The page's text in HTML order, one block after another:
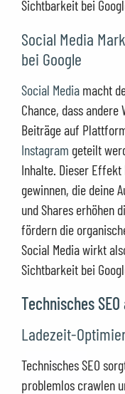
Sichtbarkeit bei
Social Media
bei Google
Social Mediamacht
Chance, dass
Beiträge auf
Instagram geteilt
Inhalte. Dieser
gewinnen, die deine
und Shares erhöhen
fördern die
Social Media wirkt
Sichtbarkeit bei
Technisches
Ladezeit-
Technisches SEO
problemlos crawlen